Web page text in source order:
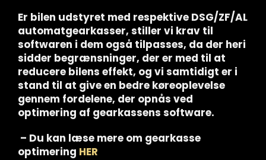
Er bilen udstyret med respektive DSG/ZF/AL
automatgearkasser, stiller vi krav til
softwaren i dem også tilpasses, da der heri
sidder begrænsninger, der er med til at
reducere bilens effekt, og vi samtidigt er i
stand til at give en bedre køreoplevelse
gennem fordelene, der opnås ved
optimering af gearkassens software.
– Du kan læse mere om gearkasse
optimering HER